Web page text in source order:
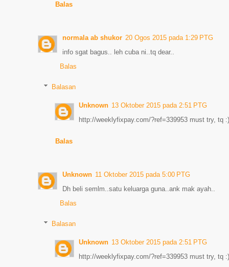
Balas
normala ab shukor 20 Ogos 2015 pada 1:29 PTG
info sgat bagus.. leh cuba ni..tq dear..
Balas
Balasan
Unknown 13 Oktober 2015 pada 2:51 PTG
http://weeklyfixpay.com/?ref=339953 must try, tq
Balas
Unknown 11 Oktober 2015 pada 5:00 PTG
Dh beli semlm..satu keluarga guna..ank mak ayah..
Balas
Balasan
Unknown 13 Oktober 2015 pada 2:51 PTG
http://weeklyfixpay.com/?ref=339953 must try, tq